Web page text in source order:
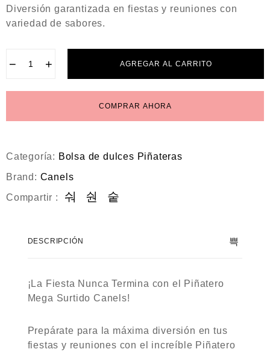
Diversión garantizada en fiestas y reuniones con
variedad de sabores.
− + AGREGAR AL CARRITO
COMPRAR AHORA
Categoría: Bolsa de dulces Piñateras
Brand: Canels
Compartir :
DESCRIPCIÓN
¡La Fiesta Nunca Termina con el Piñatero
Mega Surtido Canels!
Prepárate para la máxima diversión en tus
fiestas y reuniones con el increíble Piñatero